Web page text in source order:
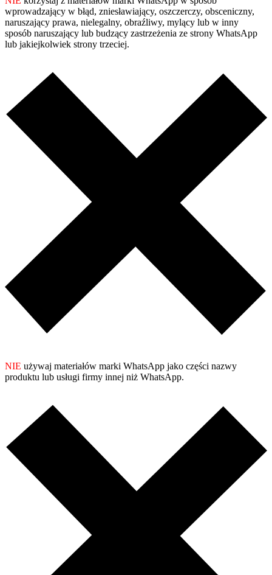
wprowadzający w błąd, zniesławiający, oszczerczy, obsceniczny,
naruszający prawa, nielegalny, obraźliwy, mylący lub w inny
sposób naruszający lub budzący zastrzeżenia ze strony WhatsApp
lub jakiejkolwiek strony trzeciej.
NIE używaj materiałów marki WhatsApp jako części nazwy
produktu lub usługi firmy innej niż WhatsApp.